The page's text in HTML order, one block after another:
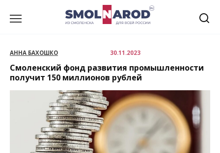
АННА БАХОШКО 30.11.2023
Смоленский фонд развития промышленности
получит 150 миллионов рублей